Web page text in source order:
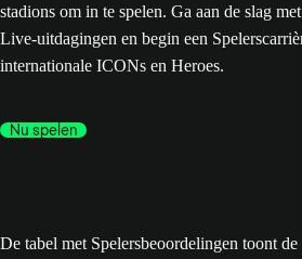
stadions om in te spelen. Ga aan de slag
Live-uitdagingen en begin een
internationale ICONs en Heroes.
Nu spelen
De tabel met Spelersbeoordelingen toont